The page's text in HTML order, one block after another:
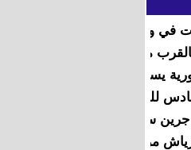
في وقفة احتجاجية
من بعض السواحل
يستقبل أخنوش بجوبا
للمستشفى الميداني
سريين إلى سبتة المحتلة
مرشح للفوز بالجائزة في